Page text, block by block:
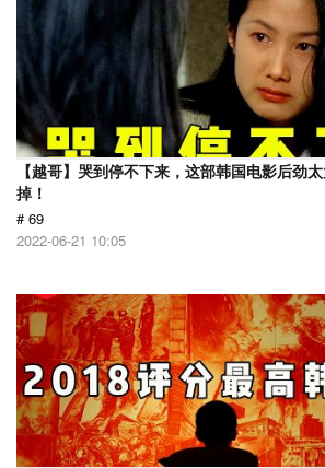
【越哥】哭到停不下来，这部韩国电影后劲
掉！
# 69
2022-06-21 10:05